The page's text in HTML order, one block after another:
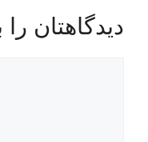
دیدگاهتان را